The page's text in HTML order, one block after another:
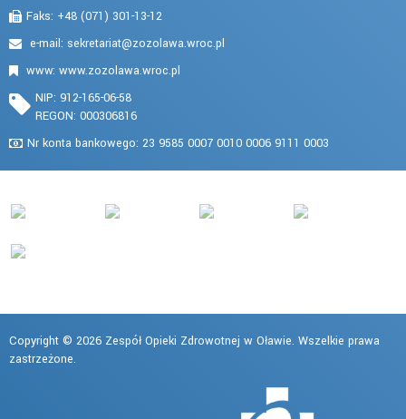
Faks: +48 (071) 301-13-12
e-mail:
www: www.zozolawa.wroc.pl
NIP: 912-165-06-58
REGON: 000306816
Nr konta bankowego: 23 9585 0007 0010 0006 9111 0003
Copyright © 2026 Zespół Opieki Zdrowotnej w Oławie. Wszelkie prawa
zastrzeżone.